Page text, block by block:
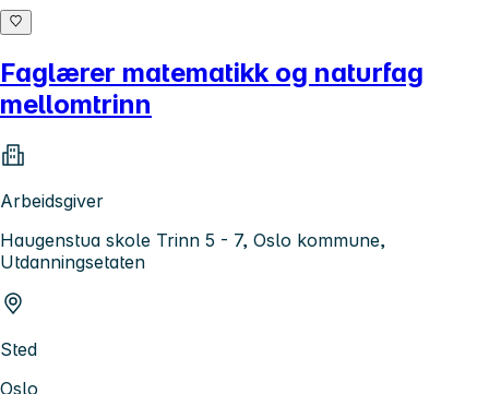
Faglærer matematikk og naturfag
mellomtrinn
Arbeidsgiver
Haugenstua skole Trinn 5 - 7, Oslo kommune,
Utdanningsetaten
Sted
Oslo